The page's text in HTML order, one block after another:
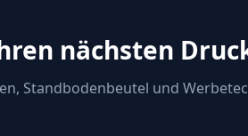
nächsten
Standbodenbeutel und